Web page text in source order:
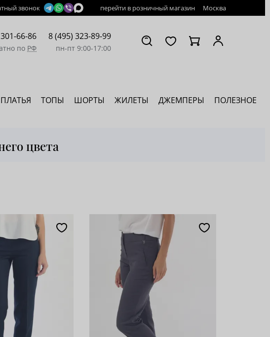
звонок перейти в розничный магазин Москва
66-86
по РФ
8 (495) 323-89-99
пн-пт 9:00-17:00
ПЛАТЬЯ ТОПЫ ШОРТЫ ЖИЛЕТЫ ДЖЕМПЕРЫ ПОЛЕЗНОЕ
цвета